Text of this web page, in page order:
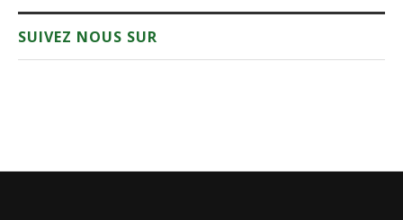
SUIVEZ NOUS SUR